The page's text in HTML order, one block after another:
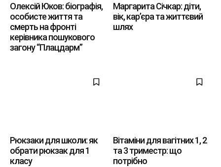
Олексій Юков: біографія,
особисте життя та
смерть на фронті
керівника пошукового
загону “Плацдарм”
Маргарита Січкар: діти,
вік, кар’єра та життєвий
шлях
Рюкзаки для школи: як
обрати рюкзак для 1
класу
Вітаміни для вагітних 1, 2
та 3 триместр: що
потрібно